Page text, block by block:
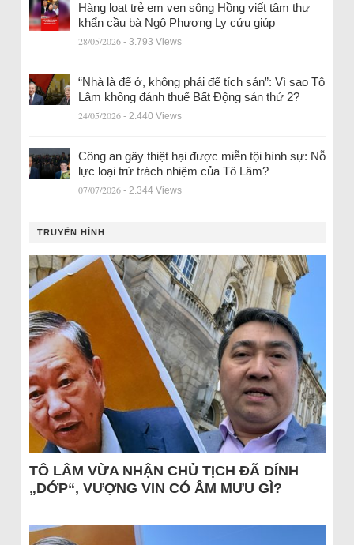
Hàng loạt trẻ em ven sông Hồng viết tâm thư
khẩn cầu bà Ngô Phương Ly cứu giúp
28/05/2026 - 3.793 Views
“Nhà là để ở, không phải để tích sản”: Vì sao Tô
Lâm không đánh thuế Bất Động sản thứ 2?
24/05/2026 - 2.440 Views
Công an gây thiệt hại được miễn tội hình sự: Nỗ
lực loại trừ trách nhiệm của Tô Lâm?
07/07/2026 - 2.344 Views
TRUYỀN HÌNH
TÔ LÂM VỪA NHẬN CHỦ TỊCH ĐÃ DÍNH
„DỚP“, VƯỢNG VIN CÓ ÂM MƯU GÌ?